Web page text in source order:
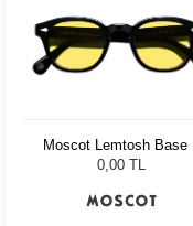
Moscot Lemtosh Base 2
Sun 49 Black Mellow
0,00 TL